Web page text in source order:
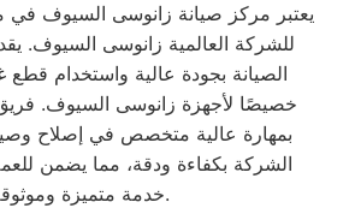
يعتبر مركز صيانة زانوسى السيوف في
للشركة العالمية زانوسى السيوف.
الصيانة بجودة عالية واستخدام قطع
خصيصًا لأجهزة زانوسى السيوف. فريق
بمهارة عالية متخصص في إصلاح
الشركة بكفاءة ودقة، مما يضمن
خدمة متميزة وموثوقة.